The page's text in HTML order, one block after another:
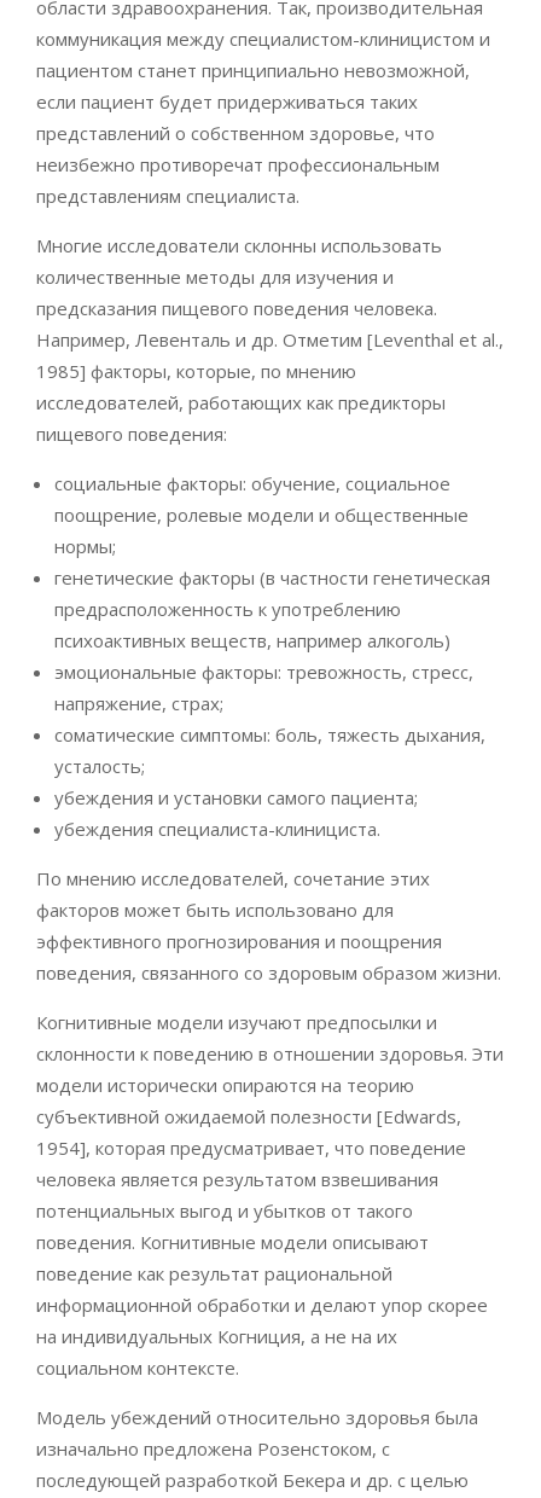
области здравоохранения. Так, производительная
коммуникация между специалистом-клиницистом и
пациентом станет принципиально невозможной,
если пациент будет придерживаться таких
представлений о собственном здоровье, что
неизбежно противоречат профессиональным
представлениям специалиста.
Многие исследователи склонны использовать
количественные методы для изучения и
предсказания пищевого поведения человека.
Например, Левенталь и др. Отметим [Leventhal et al.,
1985] факторы, которые, по мнению
исследователей, работающих как предикторы
пищевого поведения:
социальные факторы: обучение, социальное
поощрение, ролевые модели и общественные
нормы;
генетические факторы (в частности генетическая
предрасположенность к употреблению
психоактивных веществ, например алкоголь)
эмоциональные факторы: тревожность, стресс,
напряжение, страх;
соматические симптомы: боль, тяжесть дыхания,
усталость;
убеждения и установки самого пациента;
убеждения специалиста-клинициста.
По мнению исследователей, сочетание этих
факторов может быть использовано для
эффективного прогнозирования и поощрения
поведения, связанного со здоровым образом жизни.
Когнитивные модели изучают предпосылки и
склонности к поведению в отношении здоровья. Эти
модели исторически опираются на теорию
субъективной ожидаемой полезности [Edwards,
1954], которая предусматривает, что поведение
человека является результатом взвешивания
потенциальных выгод и убытков от такого
поведения. Когнитивные модели описывают
поведение как результат рациональной
информационной обработки и делают упор скорее
на индивидуальных Когниция, а не на их
социальном контексте.
Модель убеждений относительно здоровья была
изначально предложена Розенстоком, с
последующей разработкой Бекера и др. с целью